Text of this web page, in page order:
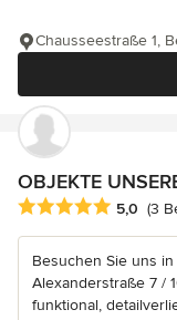
Chausseestraße 1,
OBJEKTE
Durchschnittliche
5,0 (3
Besuchen Sie uns
Alexanderstraße 7 /
funktional,